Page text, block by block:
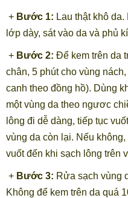
+ Bước 1: Lau thật khô
lớp dày, sát vào da và phủ
+ Bước 2: Để kem trên da
chân, 5 phút cho vùng
canh theo đồng hồ). Dùng
một vùng da theo ngươc
lông đi dễ dàng, tiếp tục
vùng da còn lại. Nếu
vuốt đến khi sạch lông trên
+ Bước 3: Rửa sạch vùng
Không để kem trên da quá